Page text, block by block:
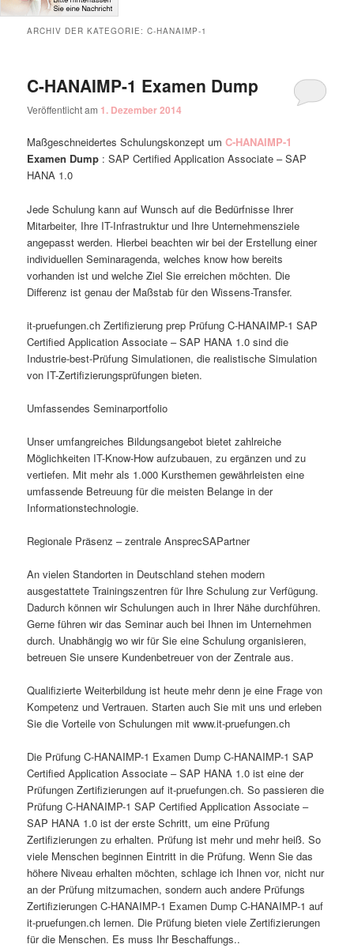
ARCHIV DER KATEGORIE:C-HANAIMP-1
C-HANAIMP-1 Examen Dump
Veröffentlicht am 1. Dezember 2014
Maßgeschneidertes Schulungskonzept umC-HANAIMP-1
Examen Dump : SAP Certified Application Associate – SAP
HANA 1.0
Jede Schulung kann auf Wunsch auf die Bedürfnisse Ihrer
Mitarbeiter, Ihre IT-Infrastruktur und Ihre Unternehmensziele
angepasst werden. Hierbei beachten wir bei der Erstellung einer
individuellen Seminaragenda, welches know how bereits
vorhanden ist und welche Ziel Sie erreichen möchten. Die
Differenz ist genau der Maßstab für den Wissens-Transfer.
it-pruefungen.ch Zertifizierung prep Prüfung C-HANAIMP-1 SAP
Certified Application Associate – SAP HANA 1.0 sind die
Industrie-best-Prüfung Simulationen, die realistische Simulation
von IT-Zertifizierungsprüfungen bieten.
Umfassendes Seminarportfolio
Unser umfangreiches Bildungsangebot bietet zahlreiche
Möglichkeiten IT-Know-How aufzubauen, zu ergänzen und zu
vertiefen. Mit mehr als 1.000 Kursthemen gewährleisten eine
umfassende Betreuung für die meisten Belange in der
Informationstechnologie.
Regionale Präsenz – zentrale AnsprecSAPartner
An vielen Standorten in Deutschland stehen modern
ausgestattete Trainingszentren für Ihre Schulung zur Verfügung.
Dadurch können wir Schulungen auch in Ihrer Nähe durchführen.
Gerne führen wir das Seminar auch bei Ihnen im Unternehmen
durch. Unabhängig wo wir für Sie eine Schulung organisieren,
betreuen Sie unsere Kundenbetreuer von der Zentrale aus.
Qualifizierte Weiterbildung ist heute mehr denn je eine Frage von
Kompetenz und Vertrauen. Starten auch Sie mit uns und erleben
Sie die Vorteile von Schulungen mit www.it-pruefungen.ch
Die Prüfung C-HANAIMP-1 Examen Dump C-HANAIMP-1 SAP
Certified Application Associate – SAP HANA 1.0 ist eine der
Prüfungen Zertifizierungen auf it-pruefungen.ch. So passieren die
Prüfung C-HANAIMP-1 SAP Certified Application Associate –
SAP HANA 1.0 ist der erste Schritt, um eine Prüfung
Zertifizierungen zu erhalten. Prüfung ist mehr und mehr heiß. So
viele Menschen beginnen Eintritt in die Prüfung. Wenn Sie das
höhere Niveau erhalten möchten, schlage ich Ihnen vor, nicht nur
an der Prüfung mitzumachen, sondern auch andere Prüfungs
Zertifizierungen C-HANAIMP-1 Examen Dump C-HANAIMP-1 auf
it-pruefungen.ch lernen. Die Prüfung bieten viele Zertifizierungen
für die Menschen. Es muss Ihr Beschaffungs..